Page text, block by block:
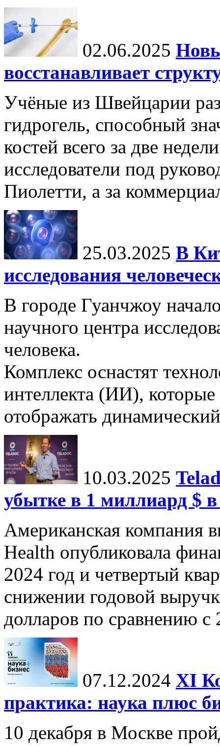
02.06.2025
восстанавливает
Учёные из Швейцарии
гидрогель, способный
костей всего за две
исследователи под
Пиолетти, а за
25.03.2025 В
исследования
В городе Гуанчжоу
научного центра
человека.
Комплекс оснастят
интеллекта (ИИ),
отображать
10.03.2025
убытке в 1 миллиард $ в
Американская компания
Health опубликовала
2024 год и четвертый
снижении годовой
долларов по сравнению с
07.12.2024 ХI
практика: наука плюс
10 декабря в Москве